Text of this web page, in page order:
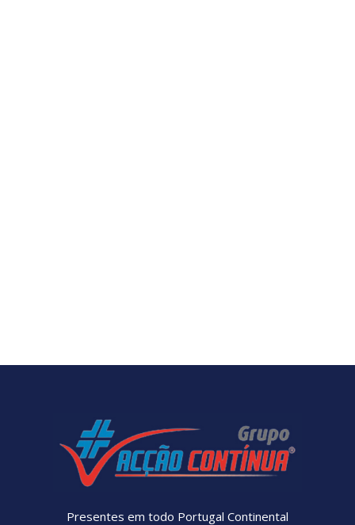
Presentes em todo Portugal Continental